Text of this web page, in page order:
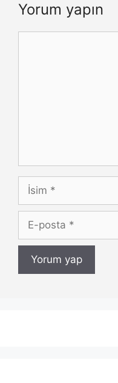
Yorum yapın
İsim
posta